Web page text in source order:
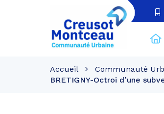
Creusot
Montceau
Accueil Communauté
BRETIGNY-Octroi d’une